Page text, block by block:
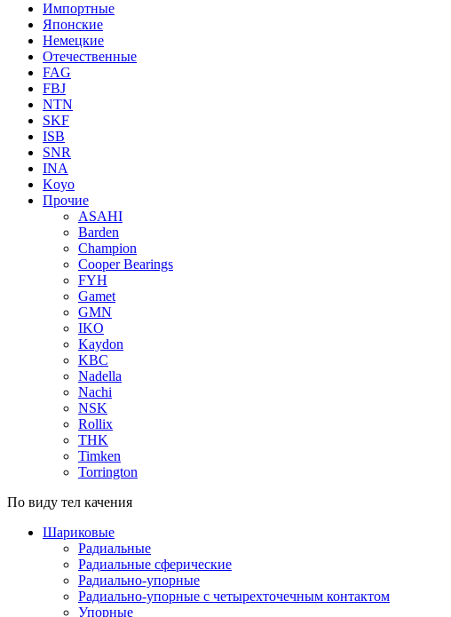
Импортные
Японские
Немецкие
Отечественные
FAG
FBJ
NTN
SKF
ISB
SNR
INA
Koyo
Прочие
ASAHI
Barden
Champion
Cooper Bearings
FYH
Gamet
GMN
IKO
Kaydon
KBC
Nadella
Nachi
NSK
Rollix
THK
Timken
Torrington
По виду тел качения
Шариковые
Радиальные
Радиальные сферические
Радиально-упорные
Радиально-упорные с четырехточечным контактом
Упорные